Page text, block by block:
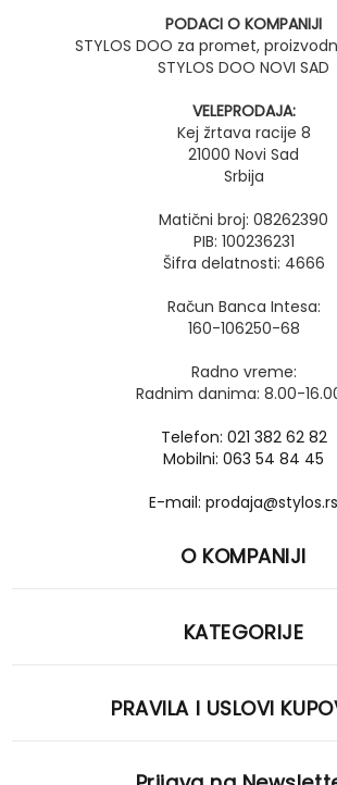
PODACI O KOMPANIJI
STYLOS DOO za promet,
STYLOS DOO NOVI SAD
VELEPRODAJA:
Kej žrtava racije 8
21000 Novi Sad
Srbija
Matični broj: 08262390
PIB: 100236231
Šifra delatnosti: 4666
Račun Banca Intesa:
160-106250-68
Radno vreme:
Radnim danima: 8.00-
Telefon: 021 382 62 82
Mobilni: 063 54 84 45
E-mail: prodaja@stylos.rs
O KOMPANIJI
KATEGORIJE
PRAVILA I USLOVI